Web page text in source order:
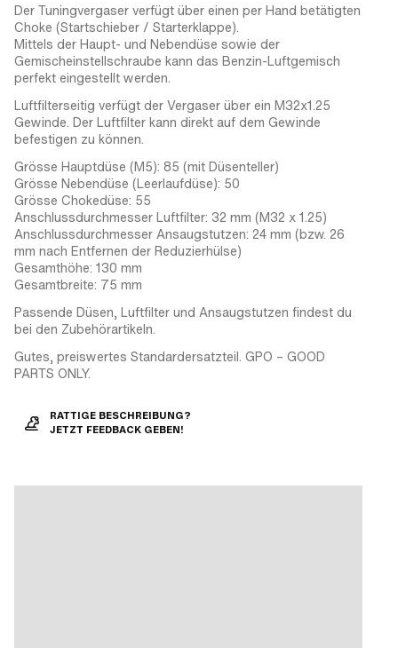
Der Tuningvergaser verfügt über einen per Hand betätigten
Choke (Startschieber / Starterklappe).
Mittels der Haupt- und Nebendüse sowie der
Gemischeinstellschraube kann das Benzin-Luftgemisch
perfekt eingestellt werden.
Luftfilterseitig verfügt der Vergaser über ein M32x1.25
Gewinde. Der Luftfilter kann direkt auf dem Gewinde
befestigen zu können.
Grösse Hauptdüse (M5): 85 (mit Düsenteller)
Grösse Nebendüse (Leerlaufdüse): 50
Grösse Chokedüse: 55
Anschlussdurchmesser Luftfilter: 32 mm (M32 x 1.25)
Anschlussdurchmesser Ansaugstutzen: 24 mm (bzw. 26
mm nach Entfernen der Reduzierhülse)
Gesamthöhe: 130 mm
Gesamtbreite: 75 mm
Passende Düsen, Luftfilter und Ansaugstutzen findest du
bei den Zubehörartikeln.
Gutes, preiswertes Standardersatzteil. GPO – GOOD
PARTS ONLY.
RATTIGE BESCHREIBUNG?
JETZT FEEDBACK GEBEN!